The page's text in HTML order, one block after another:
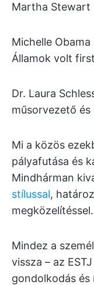
Martha Stewart
Michelle
Államok volt
Dr. Laura
műsorvezető és
Mi a közös
pályafutása és
Mindhárman
stílussal,
megközelítéssel.
Mindez a
vissza – az
gondolkodás és